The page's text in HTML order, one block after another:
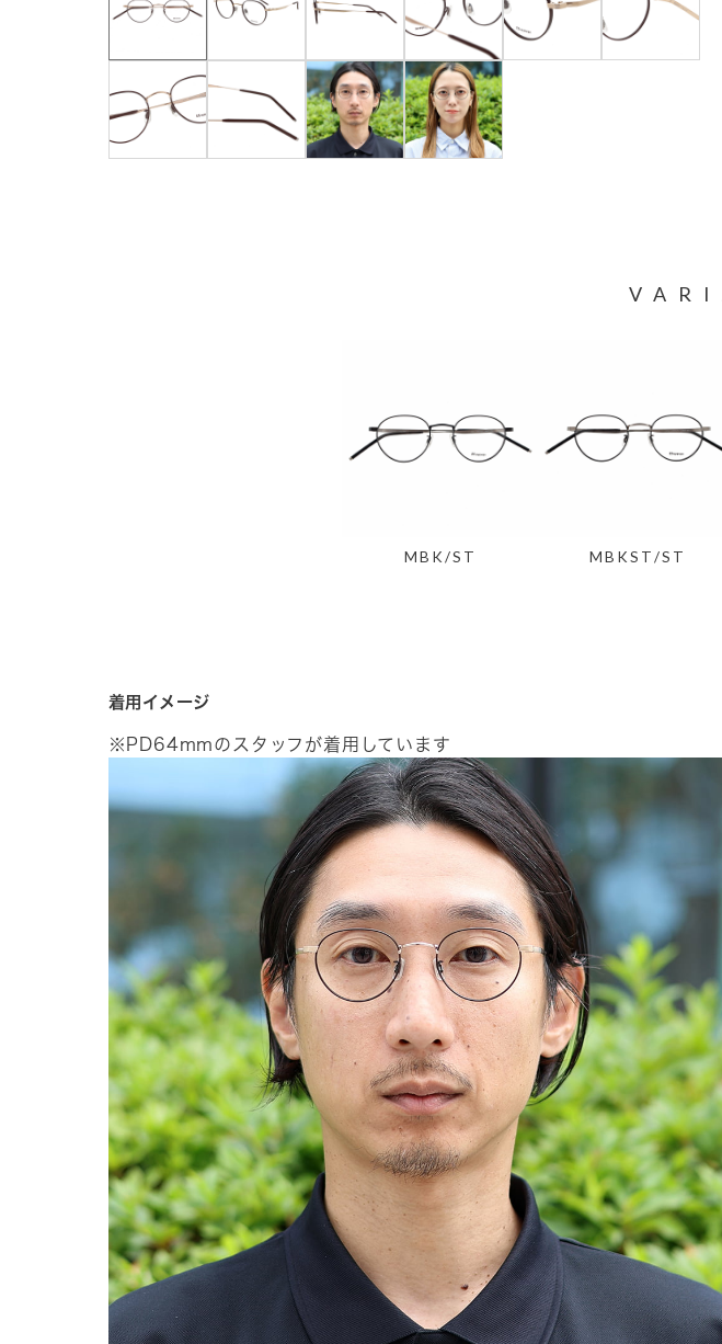
MBK/ST MBKST/ST
着用イメージ
※PD64mmのスタッフが着用しています